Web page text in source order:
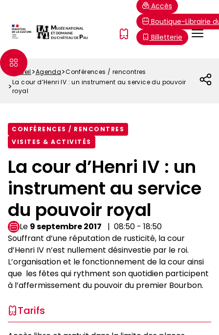
contenu
principal
Menu
FR
Accès
Boutique-Librairie
Billetterie
Fil
d'Ariane
Accueil Agenda
Conférences / rencontres
La cour d’Henri IV : un instrument au service du pouvoir
royal
CONFÉRENCES / RENCONTRES
VISITES & ACTIVITÉS
La cour d’Henri IV : un
instrument au service
du pouvoir royal
Le 9 septembre 2017
08:50 - 18:50
Souffrant d’une réputation de rusticité, la cour
d’Henri IV n’est nullement désinvestie par le roi.
L’organisation et le fonctionnement de la cour ainsi
que les fêtes qui rythment son quotidien participent
à l’affermissement du pouvoir du premier Bourbon.
Tarifs